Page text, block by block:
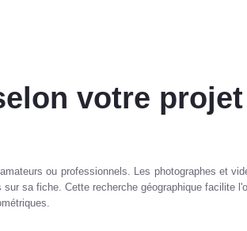
votre projet
ou professionnels. Les photographes et
sa fiche. Cette recherche géographique facilite